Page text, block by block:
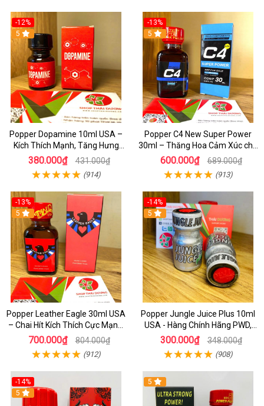
-12%
5
Popper Dopamine 10ml USA –
Kích Thích Mạnh, Tăng Hưng
Phấn Cho Top & Bot
380.000₫ 431.000₫
(914)
-13%
5
Popper C4 New Super Power
30ml – Thăng Hoa Cảm Xúc cho
Top&Bot
600.000₫ 689.000₫
(913)
-13%
5
Popper Leather Eagle 30ml USA
– Chai Hít Kích Thích Cực Mạnh,
Chính Hãng PWD
700.000₫ 804.000₫
(912)
-14%
5
Popper Jungle Juice Plus 10ml
USA - Hàng Chính Hãng PWD,
Hưng Phấn Cực Đỉnh
300.000₫ 348.000₫
(908)
-14%
5
5